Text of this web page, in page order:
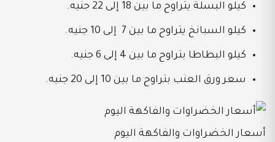
كيلو البسلة يتراوح ما بين 18 إلى 22 جنيه.
كيلو السبانخ يتراوح ما بين 7 إلى 10 جنيه.
كيلو البطاطا بتراوح ما بين 4 إلى 6 جنيه.
سعر ورق العنب بتراوح ما بين 10 إلى 20 جنيه.
أسعار الخضراوات والفاكهة اليوم